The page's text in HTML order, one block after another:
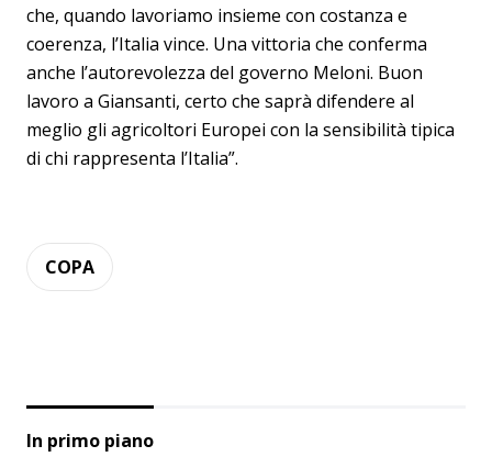
che, quando lavoriamo insieme con costanza e
coerenza, l’Italia vince. Una vittoria che conferma
anche l’autorevolezza del governo Meloni. Buon
lavoro a Giansanti, certo che saprà difendere al
meglio gli agricoltori Europei con la sensibilità tipica
di chi rappresenta l’Italia”.
COPA
In primo piano